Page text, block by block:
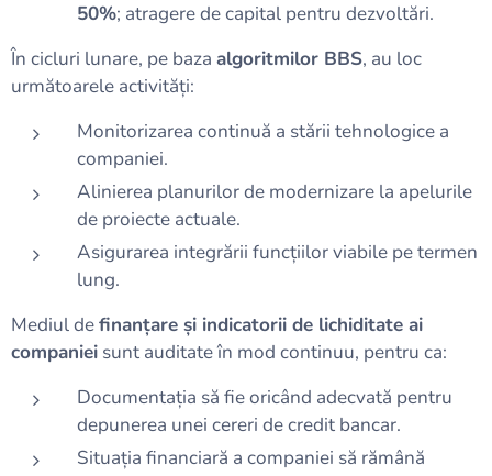
50%; atragere de capital pentru dezvoltări.
În cicluri lunare, pe baza algoritmilor BBS, au loc
următoarele activități:
Monitorizarea continuă a stării tehnologice a
companiei.
Alinierea planurilor de modernizare la apelurile
de proiecte actuale.
Asigurarea integrării funcțiilor viabile pe termen
lung.
Mediul definanțare și indicatorii de lichiditate ai
companiei sunt auditate în mod continuu, pentru ca:
Documentația să fie oricând adecvată pentru
depunerea unei cereri de credit bancar.
Situația financiară a companiei să rămână